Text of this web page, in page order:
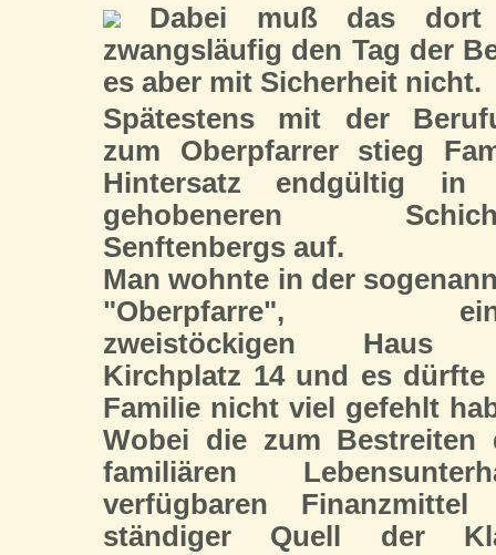
Dabei muß das dort
zwangsläufig den Tag der
es aber mit Sicherheit nicht.
Spätestens mit der
zum Oberpfarrer stieg
Hintersatz endgültig in
gehobeneren
Senftenbergs auf.
Man wohnte in der
"Oberpfarre",
zweistöckigen Haus
Kirchplatz 14 und es dürfte
Familie nicht viel gefehlt
Wobei die zum Bestreiten
familiären
verfügbaren Finanzmittel
ständiger Quell der